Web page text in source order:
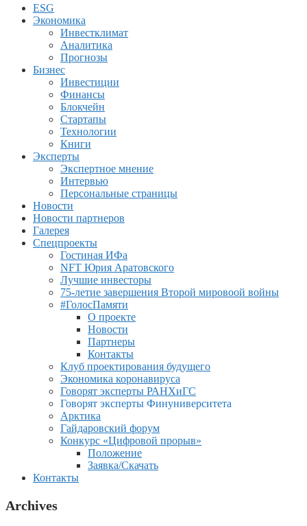
ESG
Экономика
Инвестклимат
Аналитика
Прогнозы
Бизнес
Инвестиции
Финансы
Блокчейн
Стартапы
Технологии
Книги
Эксперты
Экспертное мнение
Интервью
Персональные страницы
Новости
Новости партнеров
Галерея
Спецпроекты
Гостиная ИФа
NFT Юрия Аратовского
Лучшие инвесторы
75-летие завершения Второй мировоой войны
#ГолосПамяти
О проекте
Новости
Партнеры
Контакты
Клуб проектирования будущего
Экономика коронавируса
Говорят эксперты РАНХиГС
Говорят эксперты Финуниверситета
Арктика
Гайдаровский форум
Конкурс «Цифровой прорыв»
Положение
Заявка/Скачать
Контакты
Archives